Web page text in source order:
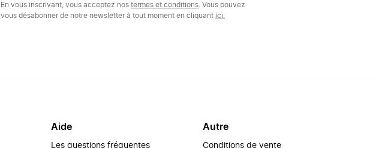
En vous inscrivant, vous acceptez nos termes et conditions . Vous pouvez
vous désabonner de notre newsletter à tout moment en cliquant ici.
Aide
Les questions fréquentes
Autre
Conditions de vente